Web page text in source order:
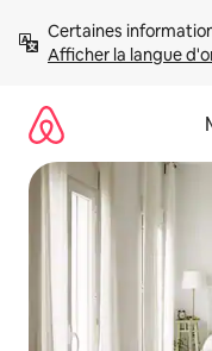
directement
Afficher la langue